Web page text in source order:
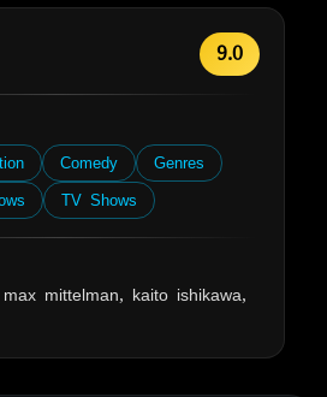
9.0
Comedy
Genres
TV Shows
mittelman, kaito ishikawa,